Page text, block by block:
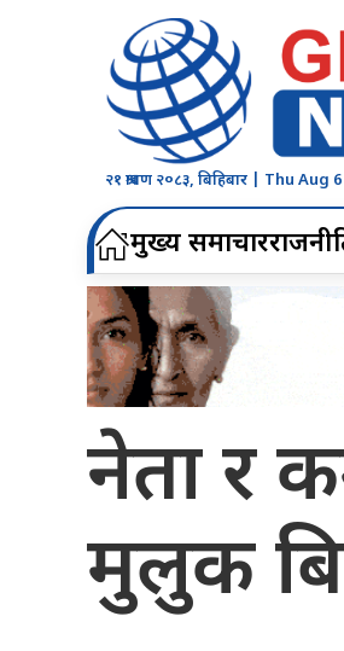
२१ श्रावण २०८३, बिहिबार | Thu Aug
मुख्य समाचार
नेता र
मुलुक